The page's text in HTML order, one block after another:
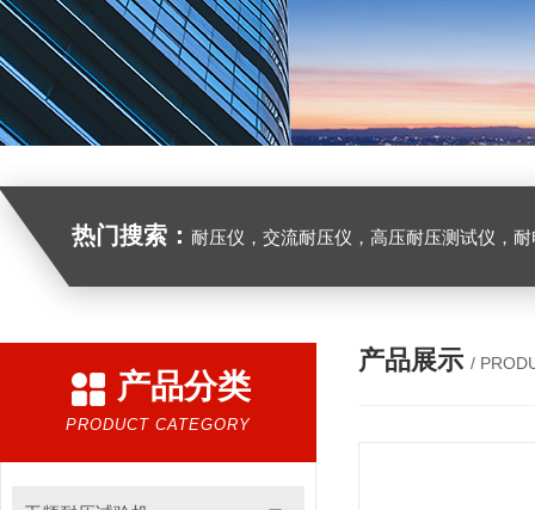
热门搜索： 耐压仪，交流耐压仪，高压耐压测试仪，
产品分类
PRODUCT CATEGORY
产品展示 /